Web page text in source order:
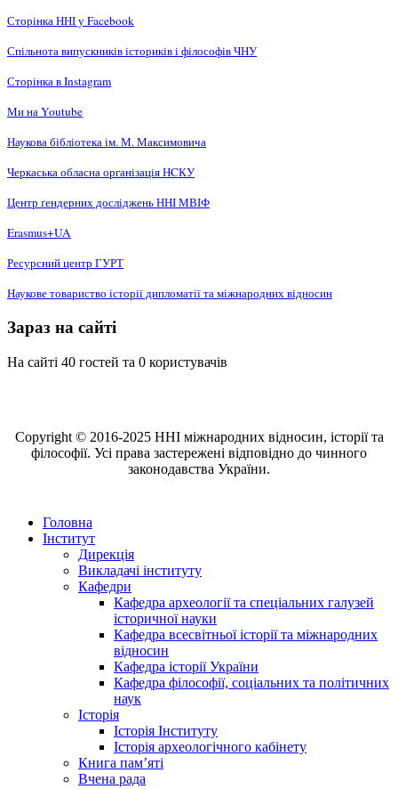
Сторінка ННІ у Facebook
Спільнота випускників істориків і філософів ЧНУ
Сторінка в Instagram
Ми на Youtube
Наукова бібліотека ім. М. Максимовича
Черкаська обласна організація НCКУ
Центр ґендерних досліджень ННІ МВІФ
Erasmus+UA
Ресурсний центр ГУРТ
Наукове товариство історії дипломатії та міжнародних відносин
Зараз на сайті
На сайті 40 гостей та 0 користувачів
Copyright © 2016-2025 ННІ міжнародних відносин, історії та
філософії. Усі права застережені відповідно до чинного
законодавства України.
Головна
Інститут
Дирекція
Викладачі інституту
Кафедри
Кафедра археології та спеціальних галузей
історичної науки
Кафедра всесвітньої історії та міжнародних
відносин
Кафедра історії України
Кафедра філософії, соціальних та політичних
наук
Історія
Історія Інституту
Історія археологічного кабінету
Книга памʼяті
Вчена рада